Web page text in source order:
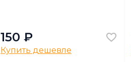
150 ₽
Купить дешевле